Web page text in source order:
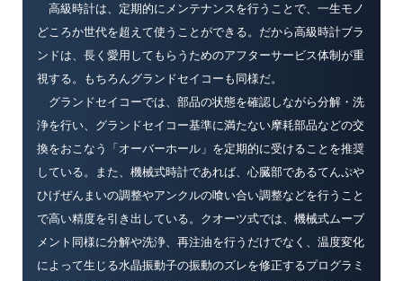
高級時計は、定期的にメンテナンスを行うことで、一生モノ
どころか世代を超えて使うことができる。だから高級時計ブラ
ンドは、長く愛用してもらうためのアフターサービス体制が重
視する。もちろんグランドセイコーも同様だ。
グランドセイコーでは、部品の状態を確認しながら分解・洗
浄を行い、グランドセイコー基準に満たない摩耗部品などの交
換をおこなう「オーバーホール」を定期的に受けることを推奨
している。また、機械式時計であれば、心臓部であるてんぷや
ひげぜんまいの調整やアンクルの喰い合い調整などを行うこと
で高い精度を引き出している。クオーツ式では、機械式ムーブ
メント同様に分解や洗浄、再注油を行うだけでなく、温度変化
によって生じる水晶振動子の振動のズレを修正するプログラミ